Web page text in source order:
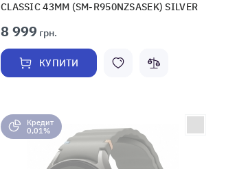
CLASSIC 43MM (SM-R950NZSASEK) SILVER
8 999 грн.
КУПИТИ
Кредит
0,01%